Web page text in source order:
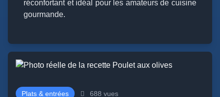
réconfortant et idéal pour les amateurs de cuisine
gourmande.
Plats & entrées 688 vues